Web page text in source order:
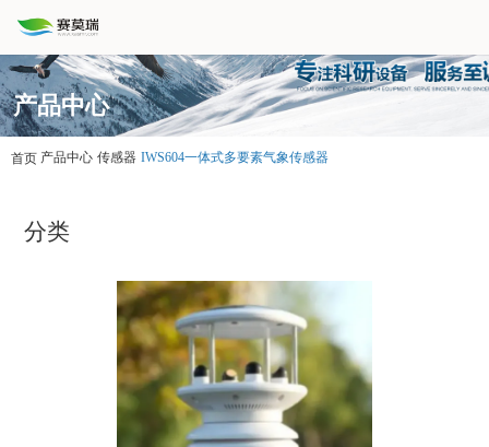
产品中心
首页 产品中心 传感器 IWS604一体式多要素气象传感器
分类